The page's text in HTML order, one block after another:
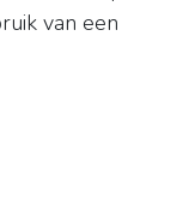
van een